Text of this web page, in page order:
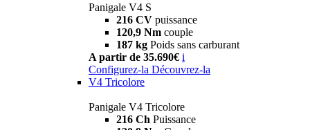
Panigale V4 S
216 CV puissance
120,9 Nm couple
187 kg Poids sans carburant
A partir de 35.690€ i
Configurez-la Découvrez-la
V4 Tricolore
Panigale V4 Tricolore
216 Ch Puissance